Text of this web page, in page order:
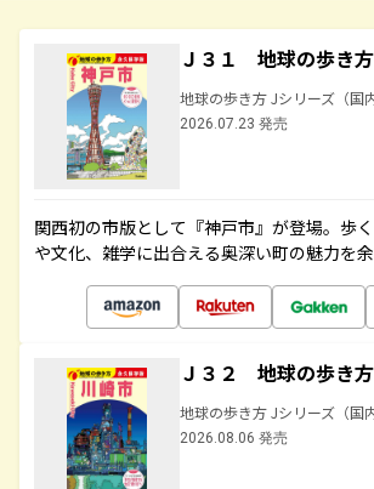
Ｊ３１ 地球の歩き
地球の歩き方 Jシリーズ（国内
2026.07.23 発売
関西初の市版として『神戸市』が登場。歩
や文化、雑学に出合える奥深い町の魅力を
Ｊ３２ 地球の歩き
地球の歩き方 Jシリーズ（国内
2026.08.06 発売